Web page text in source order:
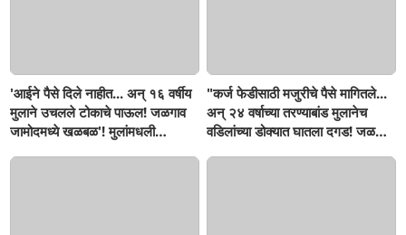
'आईने पैसे दिले नाहीत... अन् १६ वर्षीय
मुलाने उचलले टोकाचे पाऊल! जळगाव
जामोदमध्ये खळबळ'! मुलांमधली
"कर्ज फेडीसाठी मजुरीचे पैसे मागितले...
अन् २४ वर्षाच्या तरण्याबांड मुलानेच
वडिलांच्या डोक्यात घातला दगड! जळगाव